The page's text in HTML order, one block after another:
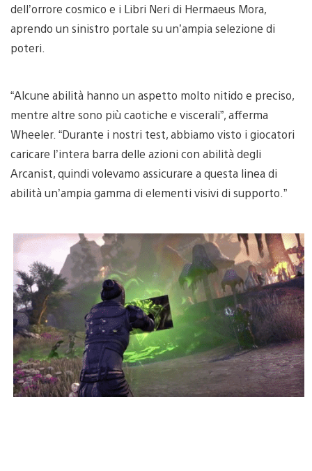
dell’orrore cosmico e i Libri Neri di Hermaeus Mora,
aprendo un sinistro portale su un’ampia selezione di
poteri.
“Alcune abilità hanno un aspetto molto nitido e preciso,
mentre altre sono più caotiche e viscerali”, afferma
Wheeler. “Durante i nostri test, abbiamo visto i giocatori
caricare l’intera barra delle azioni con abilità degli
Arcanist, quindi volevamo assicurare a questa linea di
abilità un’ampia gamma di elementi visivi di supporto.”